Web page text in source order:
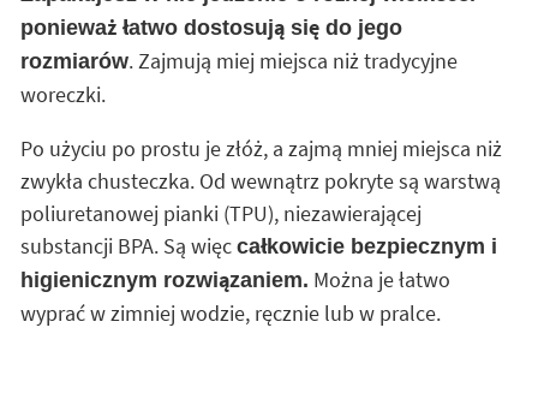
ponieważ łatwo dostosują się do jego
rozmiarów. Zajmują miej miejsca niż tradycyjne
woreczki.
Po użyciu po prostu je złóż, a zajmą mniej miejsca niż
zwykła chusteczka. Od wewnątrz pokryte są warstwą
poliuretanowej pianki (TPU), niezawierającej
substancji BPA. Są więc całkowicie bezpiecznym i
higienicznym rozwiązaniem. Można je łatwo
wyprać w zimniej wodzie, ręcznie lub w pralce.